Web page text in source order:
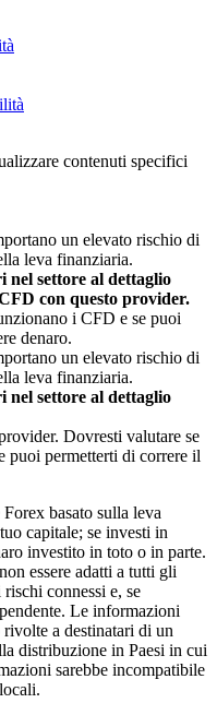
contenuti specifici
un elevato rischio di
leva finanziaria.
nel settore al dettaglio
con questo provider.
i CFD e se puoi
denaro.
un elevato rischio di
leva finanziaria.
nel settore al dettaglio
Dovresti valutare se
puoi permetterti di correre il
basato sulla leva
capitale; se investi in
investito in toto o in parte.
essere adatti a tutti gli
connessi e, se
Le informazioni
a destinatari di un
distribuzione in Paesi in cui
sarebbe incompatibile